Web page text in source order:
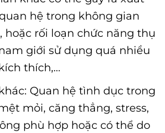
hệ trong không gian
hoặc rối loạn chức năng thụ
giới sử dụng quá nhiều
thích,…
Quan hệ tình dục trong
mỏi, căng thẳng, stress,
phù hợp hoặc có thể do